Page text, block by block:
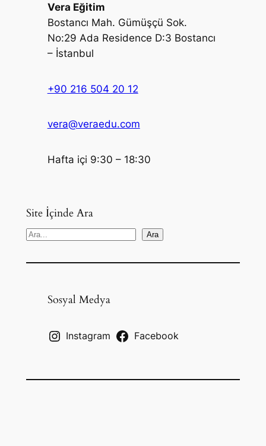
Vera Eğitim
Bostancı Mah. Gümüşçü Sok.
No:29 Ada Residence D:3 Bostancı
– İstanbul
+90 216 504 20 12
vera@veraedu.com
Hafta içi 9:30 – 18:30
Site İçinde Ara
S
a
Ara
Sosyal Medya
Instagram Facebook